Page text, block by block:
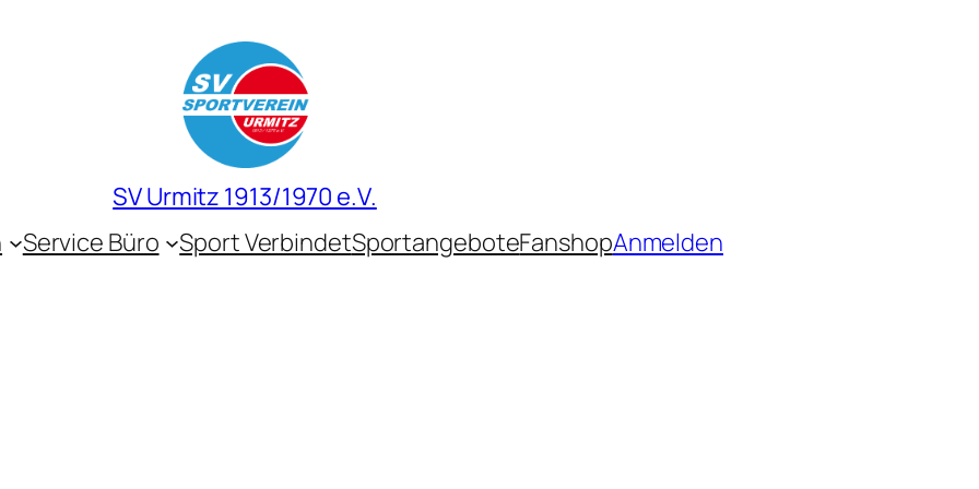
SV Urmitz 1913/1970 e.V.
Service Büro Sport VerbindetSportangeboteFanshopAnmelden